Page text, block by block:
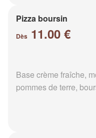
Pizza boursin
Dès 11.00 €
Base crème fraîche,
pommes de terre,